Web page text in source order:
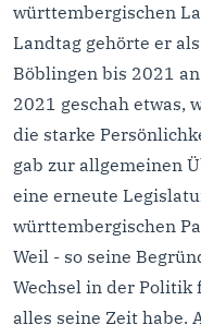
württembergischen
Landtag gehörte er
Böblingen bis 2021
2021 geschah etwas,
die starke
gab zur allgemeinen
eine erneute
württembergischen
Weil - so seine
Wechsel in der
alles seine Zeit habe.